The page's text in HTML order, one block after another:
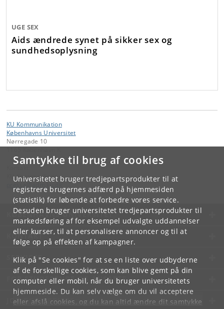
Samtykke til brug af cookies
Universitetet bruger tredjepartsprodukter til at
registrere brugernes adfærd på hjemmesiden
(statistik) for løbende at forbedre vores service.
Desuden bruger universitetet tredjepartsprodukter til
markedsføring af for eksempel udvalgte uddannelser
eller kurser, til at personalisere annoncer og til at
følge op på effekten af kampagner.
Klik på "Se cookies" for at se en liste over udbyderne
af de forskellige cookies, som kan blive gemt på din
computer eller mobil, når du bruger universitetets
hjemmeside. Du kan selv vælge om du vil acceptere
eller afslå cookies, og du kan altid ændre dit samtykke
UGE SEX
Aids ændrede synet på sikker sex og
sundhedsoplysning
KU Kommunikation
Københavns Universitet
Nørregade 10
KU Kommunikation
KØBENHAVNS UNIVERSITET
KONTAKT
SERVICES
FOR STUDERENDE OG ANSATTE
JOB OG KARRIERE